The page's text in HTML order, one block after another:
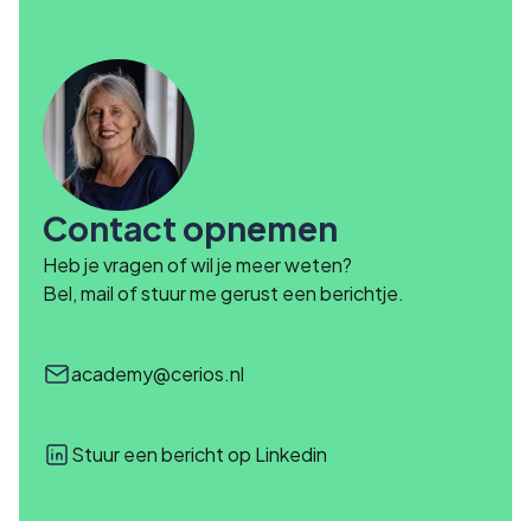
Contact opnemen
Heb je vragen of wil je meer weten?
Bel, mail of stuur me gerust een berichtje.
academy@cerios.nl
Stuur een bericht op Linkedin